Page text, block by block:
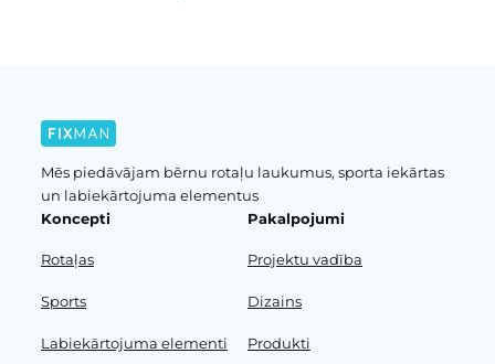
Mēs piedāvājam bērnu rotaļu laukumus, sporta iekārtas
un labiekārtojuma elementus
Koncepti
Rotaļas
Sports
Labiekārtojuma elementi
Pakalpojumi
Projektu vadība
Dizains
Produkti